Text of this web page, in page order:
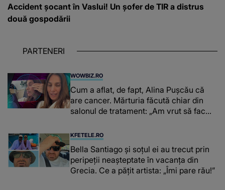
Accident șocant în Vaslui! Un șofer de TIR a distrus
două gospodării
PARTENERI
WOWBIZ.RO
Cum a aflat, de fapt, Alina Pușcău că
are cancer. Mărturia făcută chiar din
salonul de tratament: „Am vrut să fac
înțepe sânul”
KFETELE.RO
Bella Santiago și soțul ei au trecut prin
peripeții neașteptate în vacanța din
Grecia. Ce a pățit artista: „Îmi pare rău!”